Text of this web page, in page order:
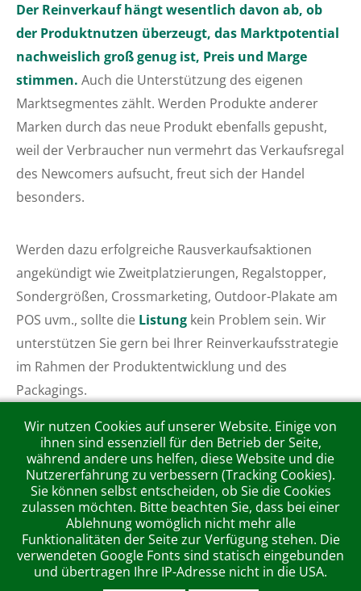
Der Reinverkauf hängt wesentlich davon ab, ob
der Produktnutzen überzeugt, das Marktpotential
nachweislich groß genug ist, Preis und Marge
stimmen. Auch die Unterstützung des eigenen
Marktsegmentes zählt. Werden Produkte anderer
Marken durch das neue Produkt ebenfalls gepusht,
weil der Verbraucher nun vermehrt das Verkaufsregal
des Newcomers aufsucht, freut sich der Handel
besonders.
Werden dazu erfolgreiche Rausverkaufsaktionen
angekündigt wie Zweitplatzierungen, Regalstopper,
Sondergrößen, Crossmarketing, Outdoor-Plakate am
POS uvm., sollte die Listung kein Problem sein. Wir
unterstützen Sie gern bei Ihrer Reinverkaufsstrategie
im Rahmen der Produktentwicklung und des
Packagings.
MLW KommunikationsForm GmbH Werbeagentur, Wambolder
Hof, Kämmererstraße 42, 67547 Worms, Fon [+49-62 41] 3 09
42-0
DATENSCHUTZ|DISCLAIMER|IMPRESSUM
Wir nutzen Cookies auf unserer Website. Einige von
ihnen sind essenziell für den Betrieb der Seite,
während andere uns helfen, diese Website und die
Nutzererfahrung zu verbessern (Tracking Cookies).
Sie können selbst entscheiden, ob Sie die Cookies
zulassen möchten. Bitte beachten Sie, dass bei einer
Ablehnung womöglich nicht mehr alle
Funktionalitäten der Seite zur Verfügung stehen. Die
verwendeten Google Fonts sind statisch eingebunden
und übertragen Ihre IP-Adresse nicht in die USA.